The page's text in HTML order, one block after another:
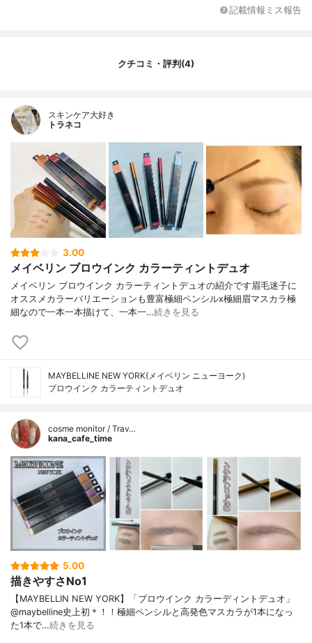
記載情報ミス報告
クチコミ・評判(4)
スキンケア大好き
トラネコ
3.00
メイベリン ブロウインク カラーティントデュオ
メイベリン ブロウインク カラーティントデュオの紹介です眉毛迷子に
オススメカラーバリエーションも豊富極細ペンシルx極細眉マスカラ極
細なので一本一本描けて、一本一…続きを見る
MAYBELLINE NEW YORK(メイベリン ニューヨーク)
ブロウインク カラーティントデュオ
cosme monitor / Trav…
kana_cafe_time
5.00
描きやすさNo1
【MAYBELLIN NEW YORK】「ブロウインク カラーディントデュオ」
@maybelline史上初＊！！極細ペンシルと高発色マスカラが1本になっ
た1本で…続きを見る